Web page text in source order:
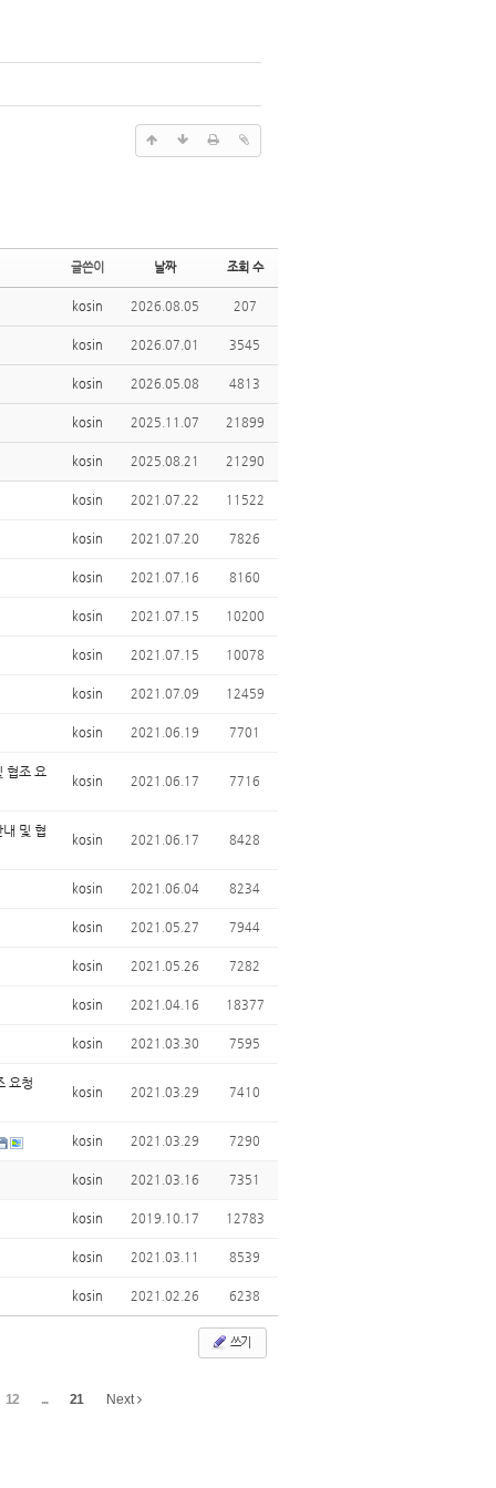
글쓴이 날짜 조회 수
kosin 2026.08.05 207
kosin 2026.07.01 3545
kosin 2026.05.08 4813
kosin 2025.11.07 21899
kosin 2025.08.21 21290
kosin 2021.07.22 11522
kosin 2021.07.20 7826
kosin 2021.07.16 8160
kosin 2021.07.15 10200
kosin 2021.07.15 10078
kosin 2021.07.09 12459
kosin 2021.06.19 7701
협조 요
kosin 2021.06.17 7716
및 협
kosin 2021.06.17 8428
kosin 2021.06.04 8234
kosin 2021.05.27 7944
kosin 2021.05.26 7282
kosin 2021.04.16 18377
kosin 2021.03.30 7595
요청
kosin 2021.03.29 7410
kosin 2021.03.29 7290
kosin 2021.03.16 7351
kosin 2019.10.17 12783
kosin 2021.03.11 8539
kosin 2021.02.26 6238
쓰기
12 ... 21 Next